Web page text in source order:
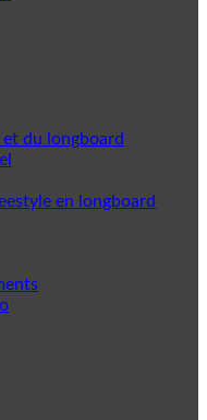
et du longboard
en longboard